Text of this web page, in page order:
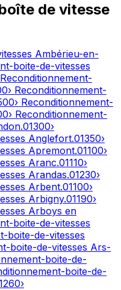
de vitesse
Ambérieu-en-
boite-de-vitesses
Reconditionnement-
› Reconditionnement-
› Reconditionnement-
› Reconditionnement-
.01300›
Anglefort.01350›
Apremont.01100›
Aranc.01110›
Arandas.01230›
Arbent.01100›
Arbigny.01190›
Arboys en
boite-de-vitesses
boite-de-vitesses
boite-de-vitesses Ars-
boite-de-
boite-de-
›